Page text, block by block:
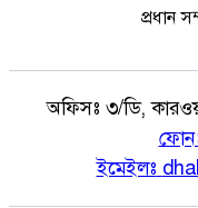
প্রধান
অফিসঃ ৩/ডি,
ইমেইলঃ